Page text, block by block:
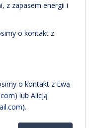
z zapasem energii i
o kontakt z
o kontakt z Ewą
) lub Alicją
).